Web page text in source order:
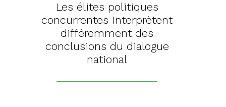
Les élites politiques
concurrentes interprètent
différemment des
conclusions du dialogue
national